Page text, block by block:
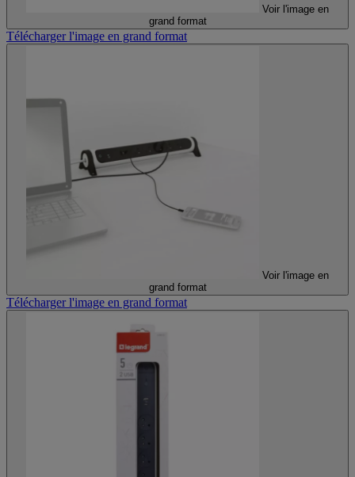
Voir l'image en
grand format
Télécharger l'image en grand format
Voir l'image en
grand format
Télécharger l'image en grand format